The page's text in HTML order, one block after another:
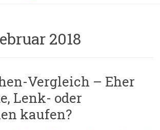
2018
Vergleich – Eher
Lenk- oder
kaufen?